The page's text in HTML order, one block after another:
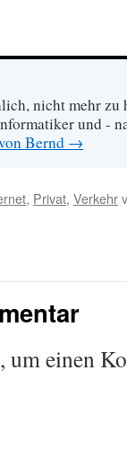
nicht mehr zu
und -
Bernd →
, Privat, Verkehr
um einen